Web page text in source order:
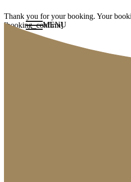
MENU
Thank you for your booking. Your
[booking_confirm]